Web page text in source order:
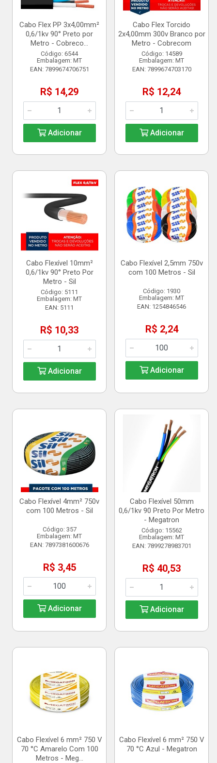
Cabo Flex PP 3x4,00mm²
0,6/1kv 90° Preto por
Metro - Cobreco...
Código: 6544
Embalagem: MT
EAN: 7899674706751
R$ 14,29
Adicionar
Cabo Flex Torcido
2x4,00mm 300v Branco por
Metro - Cobrecom
Código: 14589
Embalagem: MT
EAN: 7899674703170
R$ 12,24
Adicionar
Cabo Flexível 10mm²
0,6/1kv 90° Preto Por
Metro - Sil
Código: 5111
Embalagem: MT
EAN: 5111
R$ 10,33
Adicionar
Cabo Flexível 2,5mm 750v
com 100 Metros - Sil
Código: 1930
Embalagem: MT
EAN: 1254846546
R$ 2,24
Adicionar
Cabo Flexível 4mm² 750v
com 100 Metros - Sil
Código: 357
Embalagem: MT
EAN: 7897381600676
R$ 3,45
Adicionar
Cabo Flexível 50mm
0,6/1kv 90 Preto Por Metro
- Megatron
Código: 15562
Embalagem: MT
EAN: 7899278983701
R$ 40,53
Adicionar
Cabo Flexível 6 mm² 750 V
70 °C Amarelo Com 100
Metros - Meg...
Cabo Flexível 6 mm² 750 V
70 °C Azul - Megatron